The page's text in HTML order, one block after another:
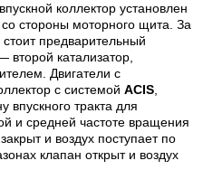
коллектор установлен
стороны моторного щита. За
предварительный
второй катализатор,
Двигатели с
с системой ACIS
тракта для
и средней частоте вращения
закрыт и воздух поступает по
клапан открыт и воздух